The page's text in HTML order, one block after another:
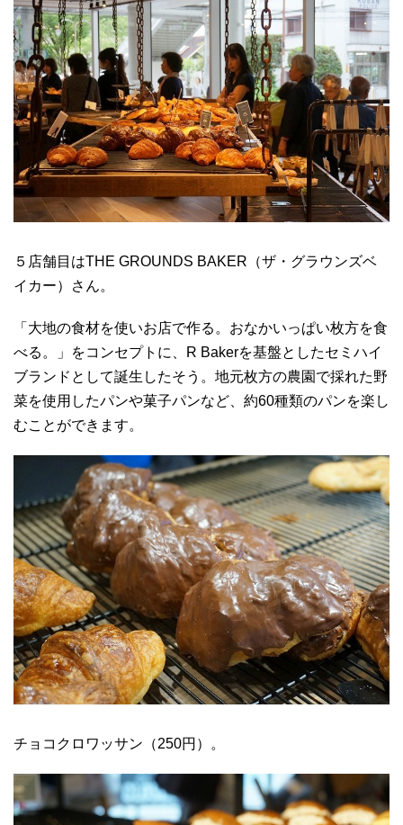
５店舗目はTHE GROUNDS BAKER（ザ・グラウンズベ
イカー）さん。
「大地の食材を使いお店で作る。おなかいっぱい枚方を食
べる。」をコンセプトに、R Bakerを基盤としたセミハイ
ブランドとして誕生したそう。地元枚方の農園で採れた野
菜を使用したパンや菓子パンなど、約60種類のパンを楽し
むことができます。
チョコクロワッサン（250円）。